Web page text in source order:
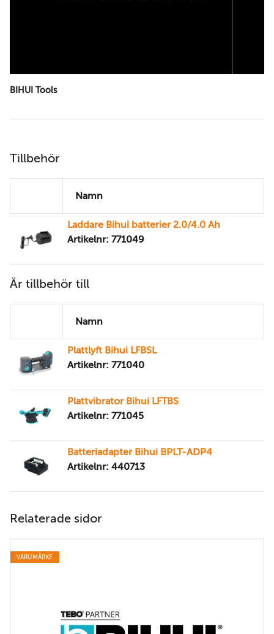
BIHUI Tools
Tillbehör
Namn
Laddare Bihui batterier 2.0/4.0 Ah
Artikelnr: 771049
Är tillbehör till
Namn
Plattlyft Bihui LFBSL
Artikelnr: 771040
Plattvibrator Bihui LFTBS
Artikelnr: 771045
Batteriadapter Bihui BPLT-ADP4
Artikelnr: 440713
Relaterade sidor
VARUMÄRKE